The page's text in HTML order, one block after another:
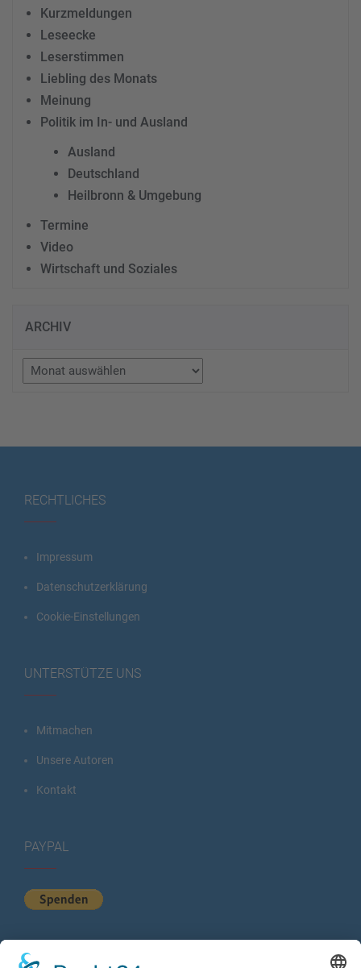
Kurzmeldungen
Leseecke
Leserstimmen
Liebling des Monats
Meinung
Politik im In- und Ausland
Ausland
Deutschland
Heilbronn & Umgebung
Termine
Video
Wirtschaft und Soziales
ARCHIV
Archiv
RECHTLICHES
Impressum
Datenschutzerklärung
Cookie-Einstellungen
UNTERSTÜTZE UNS
Mitmachen
Unsere Autoren
Kontakt
PAYPAL
KURZSTATISTIK